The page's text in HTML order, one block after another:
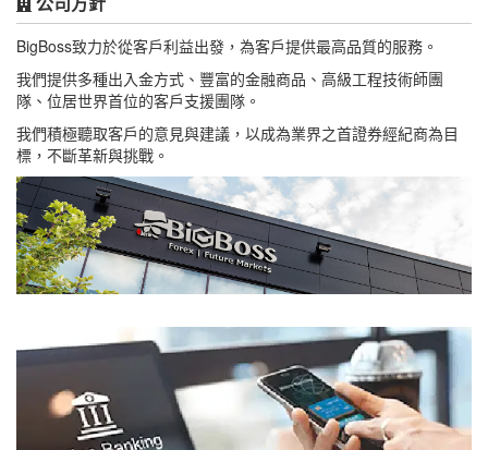
BigBoss致力於從客戶利益出發，為客戶提供最高品質的服務。
我們提供多種出入金方式、豐富的金融商品、高級工程技術師團
隊、位居世界首位的客戶支援團隊。
我們積極聽取客戶的意見與建議，以成為業界之首證券經紀商為目
標，不斷革新與挑戰。